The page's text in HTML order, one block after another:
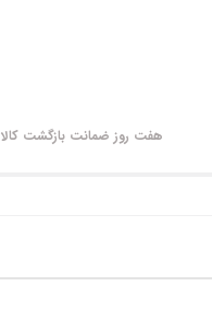
هفت روز ضمانت بازگشت کالا